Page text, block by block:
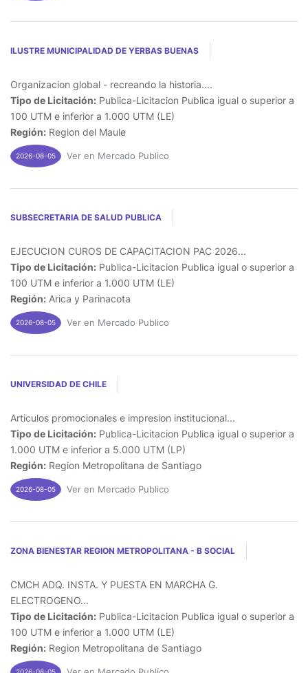
ILUSTRE MUNICIPALIDAD DE YERBAS BUENAS
Organizacion global - recreando la historia....
Tipo de Licitación: Publica-Licitacion Publica igual o superior a
100 UTM e inferior a 1.000 UTM (LE)
Región: Region del Maule
2026-08-05 Ver en Mercado Publico
SUBSECRETARIA DE SALUD PUBLICA
EJECUCION CUROS DE CAPACITACION PAC 2026...
Tipo de Licitación: Publica-Licitacion Publica igual o superior a
100 UTM e inferior a 1.000 UTM (LE)
Región: Arica y Parinacota
2026-08-05 Ver en Mercado Publico
UNIVERSIDAD DE CHILE
Articulos promocionales e impresion institucional...
Tipo de Licitación: Publica-Licitacion Publica igual o superior a
1.000 UTM e inferior a 5.000 UTM (LP)
Región: Region Metropolitana de Santiago
2026-08-05 Ver en Mercado Publico
ZONA BIENESTAR REGION METROPOLITANA - B SOCIAL
CMCH ADQ. INSTA. Y PUESTA EN MARCHA G.
ELECTROGENO...
Tipo de Licitación: Publica-Licitacion Publica igual o superior a
100 UTM e inferior a 1.000 UTM (LE)
Región: Region Metropolitana de Santiago